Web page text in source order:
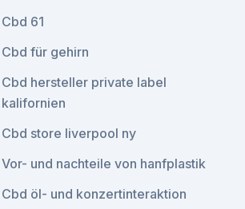
Cbd 61
Cbd für gehirn
Cbd hersteller private label
kalifornien
Cbd store liverpool ny
Vor- und nachteile von hanfplastik
Cbd öl- und konzertinteraktion